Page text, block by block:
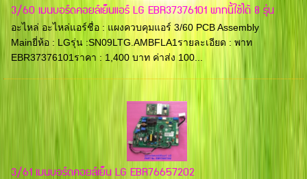
3/60 เมนบอร์ดคอยล์เย็นแอร์ LG EBR37376101 พาทนี้ใช้ได้ 8 รุ่น
อะไหล่ อะไหล่แอร์ชื่อ : แผงควบคุมแอร์ 3/60 PCB Assembly
Mainยี่ห้อ : LGรุ่น :SN09LTG.AMBFLA1รายละเอียด : พาท
EBR37376101ราคา : 1,400 บาท ค่าส่ง 100...
3/61 เมนบอร์ดคอยล์เย็น LG EBR76657202